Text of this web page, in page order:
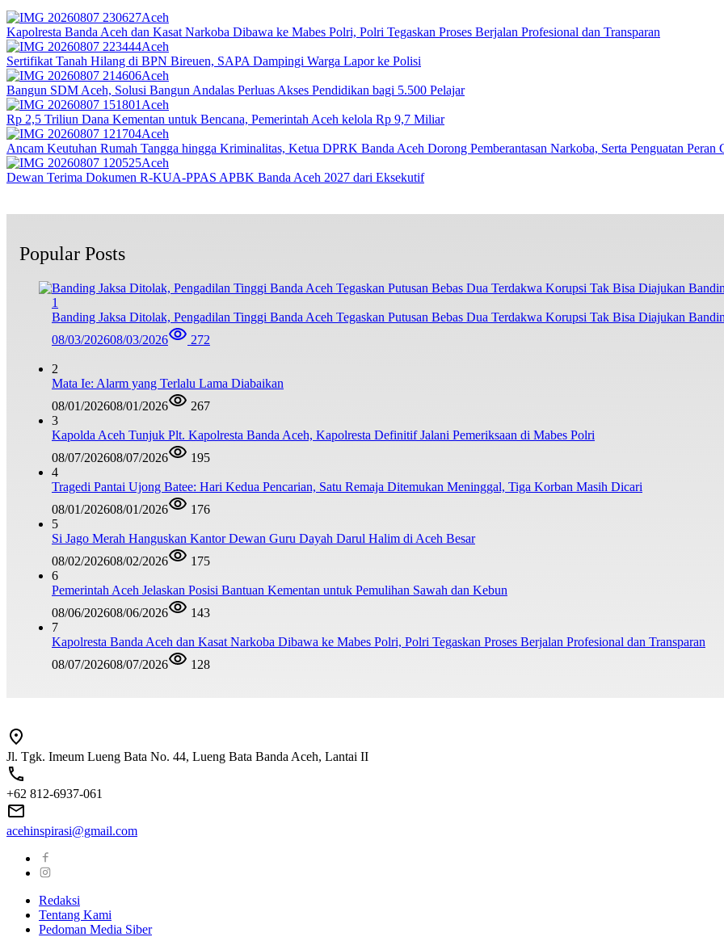
Aceh
Kapolresta Banda Aceh dan Kasat Narkoba Dibawa ke Mabes Polri, Polri Tegaskan Proses Berjalan Profesional dan Transparan
Aceh
Sertifikat Tanah Hilang di BPN Bireuen, SAPA Dampingi Warga Lapor ke Polisi
Aceh
Bangun SDM Aceh, Solusi Bangun Andalas Perluas Akses Pendidikan bagi 5.500 Pelajar
Aceh
Rp 2,5 Triliun Dana Kementan untuk Bencana, Pemerintah Aceh kelola Rp 9,7 Miliar‎
Aceh
Ancam Keutuhan Rumah Tangga hingga Kriminalitas, Ketua DPRK Banda Aceh Dorong Pemberantasan Narkoba, Serta Penguatan Peran
Aceh
Dewan Terima Dokumen R-KUA-PPAS APBK Banda Aceh 2027 dari Eksekutif
Popular Posts
1
Banding Jaksa Ditolak, Pengadilan Tinggi Banda Aceh Tegaskan Putusan Bebas Dua Terdakwa Korupsi Tak Bisa Diajukan
08/03/202608/03/2026 272
2
Mata Ie: Alarm yang Terlalu Lama Diabaikan
08/01/202608/01/2026
267
3
Kapolda Aceh Tunjuk Plt. Kapolresta Banda Aceh, Kapolresta Definitif Jalani Pemeriksaan di Mabes Polri
08/07/202608/07/2026
195
4
Tragedi Pantai Ujong Batee: Hari Kedua Pencarian, Satu Remaja Ditemukan Meninggal, Tiga Korban Masih Dicari
08/01/202608/01/2026
176
5
Si Jago Merah Hanguskan Kantor Dewan Guru Dayah Darul Halim di Aceh Besar
08/02/202608/02/2026
175
6
Pemerintah Aceh Jelaskan Posisi Bantuan Kementan untuk Pemulihan Sawah dan Kebun
08/06/202608/06/2026
143
7
Kapolresta Banda Aceh dan Kasat Narkoba Dibawa ke Mabes Polri, Polri Tegaskan Proses Berjalan Profesional dan Transparan
08/07/202608/07/2026 128
Jl. Tgk. Imeum Lueng Bata No. 44, Lueng Bata Banda Aceh, Lantai II
+62 812-6937-061
acehinspirasi@gmail.com
Redaksi
Tentang Kami
Pedoman Media Siber